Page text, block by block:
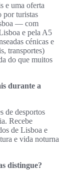
e uma oferta
por turistas
— com
e pela A5
cénicas e
transportes)
do que muitos
durante a
de desportos
Recebe
de Lisboa e
e vida noturna
distingue?